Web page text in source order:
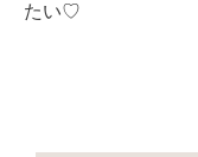
たい♡